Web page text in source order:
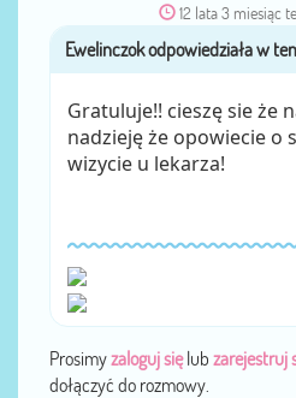
12 lata 3 miesiąc
przez
Gratuluje!! cieszę sie że
nadzieję że opowiecie o
wizycie u lekarza!
Prosimyzaloguj sięlub zarejestruj
dołączyć do rozmowy.